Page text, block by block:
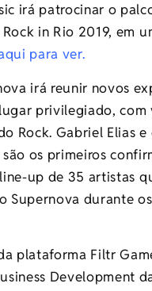
irá patrocinar o
in Rio 2019, em
para ver.
irá reunir novos
privilegiado, com
Rock. Gabriel Elias
os primeiros
up de 35 artistas
Supernova durante
plataforma Filtr
Development